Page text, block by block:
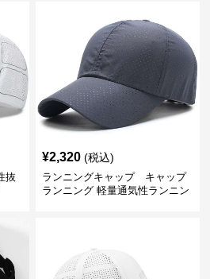
抜
¥2,320 (税込)
ランニングキャップ キャップ
ランニング 軽量通気性ランニン